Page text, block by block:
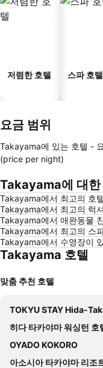
저렴한 호텔 스파 호텔
요금 범위
Takayama에 있는 호텔 -
(price per night)
Takayama에 대한
Takayama에서 최고의 호
Takayama에서 최고의 럭
Takayama에서 애완동물
Takayama에서 최고의 스
Takayama에서 수영장이
Takayama 호텔
맞춤 추천 호텔
TOKYU STAY Hida-Takayama
히다 타카야마 워싱턴 호텔
OYADO KOKORO
아소시아 타카야마 리조